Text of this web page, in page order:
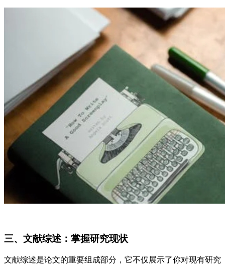
三、文献综述：掌握研究现状
文献综述是论文的重要组成部分，它不仅展示了你对现有研究